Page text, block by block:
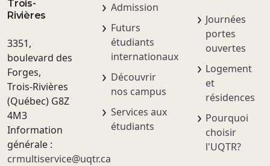
Trois-
Rivières
3351,
boulevard des
Forges,
Trois-Rivières
(Québec) G8Z
4M3
Information
générale :
crmultiservice@uqtr.ca
Admission
Futurs
étudiants
internationaux
Découvrir
nos campus
Services aux
étudiants
Journées
portes
ouvertes
Logement
et
résidences
Pourquoi
choisir
l'UQTR?